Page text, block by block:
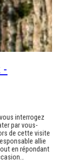
-
interrogez
par vous-
de cette visite
allie
en répondant